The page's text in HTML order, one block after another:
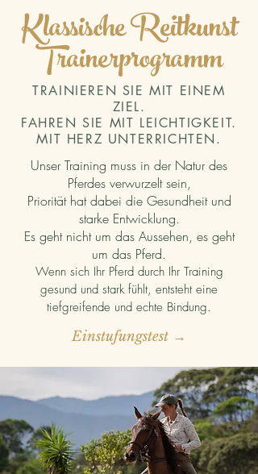
Klassische Reitkunst
Trainerprogramm
TRAINIEREN SIE MIT EINEM
ZIEL.
FAHREN SIE MIT LEICHTIGKEIT.
MIT HERZ UNTERRICHTEN.
Unser Training muss in der Natur des
Pferdes verwurzelt sein,
Priorität hat dabei die Gesundheit und
starke Entwicklung.
Es geht nicht um das Aussehen, es geht
um das Pferd.
Wenn sich Ihr Pferd durch Ihr Training
gesund und stark fühlt, entsteht eine
tiefgreifende und echte Bindung.
Einstufungstest →